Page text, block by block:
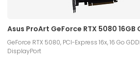
Asus ProArt GeForce RTX 5080 16GB
GeForce RTX 5080, PCI-Express 16x, 16 Go
DisplayPort